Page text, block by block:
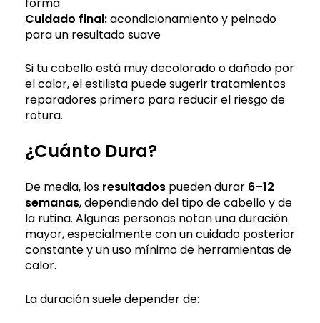
Cuidado final:acondicionamiento y peinado
para un resultado suave
Si tu cabello está muy decolorado o dañado por
el calor, el estilista puede sugerir tratamientos
reparadores primero para reducir el riesgo de
rotura.
¿Cuánto Dura?
De media, los resultados pueden durar 6–12
semanas, dependiendo del tipo de cabello y de
la rutina. Algunas personas notan una duración
mayor, especialmente con un cuidado posterior
constante y un uso mínimo de herramientas de
calor.
La duración suele depender de: